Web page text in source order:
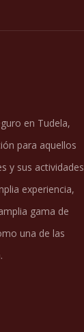
en Tudela,
para aquellos
y sus actividades
experiencia,
gama de
una de las